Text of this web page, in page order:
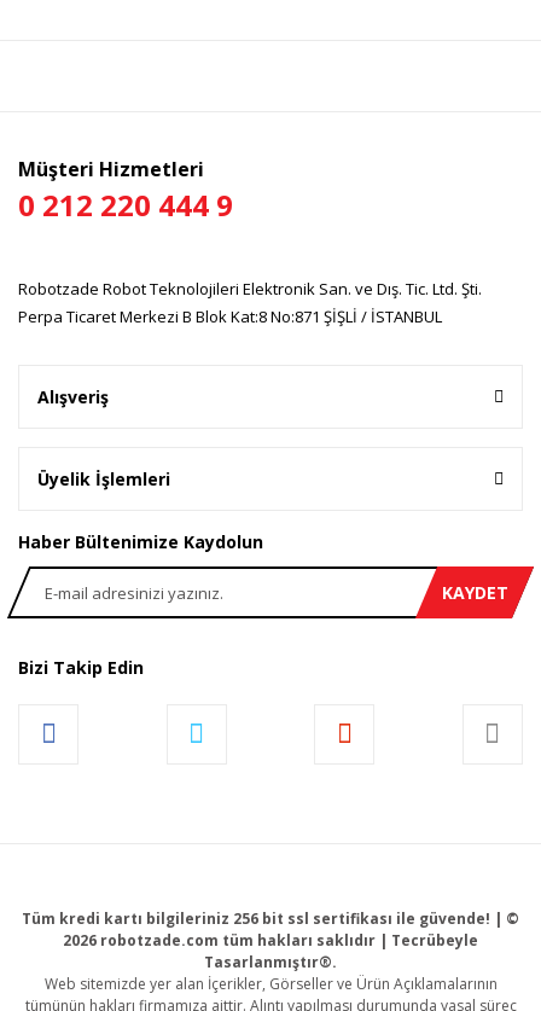
Müşteri Hizmetleri
0 212 220 444 9
Robotzade Robot Teknolojileri Elektronik San. ve Dış. Tic. Ltd. Şti.
Perpa Ticaret Merkezi B Blok Kat:8 No:871 ŞİŞLİ / İSTANBUL
Alışveriş
Üyelik İşlemleri
Haber Bültenimize Kaydolun
KAYDET
Bizi Takip Edin
Tüm kredi kartı bilgileriniz 256 bit ssl sertifikası ile güvende! | ©
2026 robotzade.com tüm hakları saklıdır | Tecrübeyle
Tasarlanmıştır®.
Web sitemizde yer alan İçerikler, Görseller ve Ürün Açıklamalarının
tümünün hakları firmamıza aittir. Alıntı yapılması durumunda yasal süreç